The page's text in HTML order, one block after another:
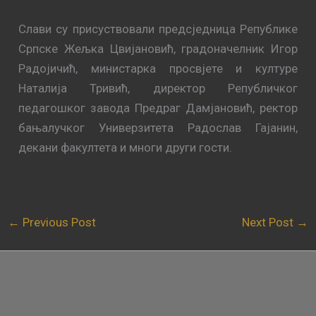
Слави су присуствовали предсједница Републике
Српске Жељка Цвијановић, градоначелник Игор
Радојичић, министарка просвјете и културе
Наталија Тривић, директор Републичког
педагошког завода Предраг Дамјановић, ректор
бањалучког Универзитета Радослав Гајанин,
декани факултета и многи други гости.
← Previous Post Next Post →